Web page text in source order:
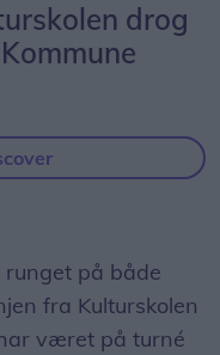
drog
runget på både
fra Kulturskolen
været på turné